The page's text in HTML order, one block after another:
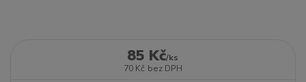
85 Kč/ks
70 Kč bez DPH